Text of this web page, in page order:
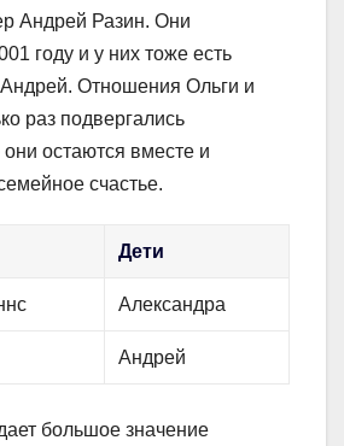
Андрей Разин. Они
году и у них тоже есть
Отношения Ольги и
раз подвергались
остаются вместе и
счастье.
Дети
Александра
Андрей
большое значение